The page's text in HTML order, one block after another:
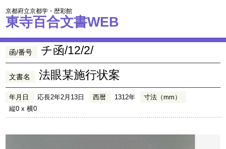
京都府立京都学・歴彩館
東寺百合文書WEB
函/番号 チ函/12/2/
文書名 法眼某施行状案
年月日 応長2年2月13日 西暦 1312年
寸法（mm）
縦0 x 横0